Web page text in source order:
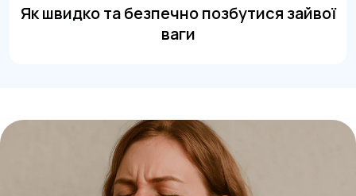
Як швидко та безпечно позбутися зайвої
ваги